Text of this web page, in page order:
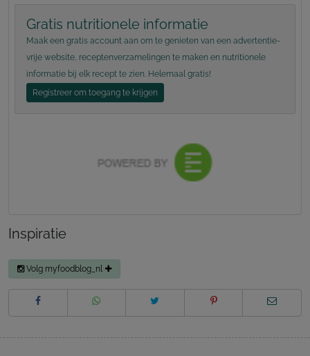
Gratis nutritionele informatie
Maak een gratis account aan om te genieten van een advertentie-
vrije website, receptenverzamelingen te maken en nutritionele
informatie bij elk recept te zien. Helemaal gratis!
Registreer om toegang te krijgen
Inspiratie
Volg myfoodblog_nl